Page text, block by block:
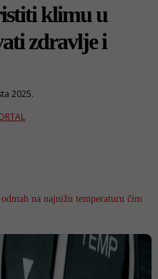
klimu u
zdravlje i
2025.
na najnižu temperaturu čim